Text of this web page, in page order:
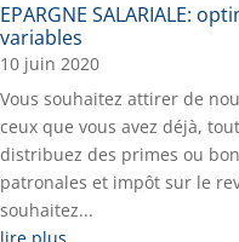
EPARGNE SALARIALE:
variables
10 juin 2020
Vous souhaitez attirer de
ceux que vous avez déjà,
distribuez des primes ou
patronales et impôt sur le
souhaitez...